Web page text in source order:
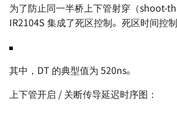
为了防止同一半桥上下管射穿（shoot-
IR2104S 集成了死区控制。死区时间控
其中，DT 的典型值为 520ns。
上下管开启 / 关断传导延迟时序图：